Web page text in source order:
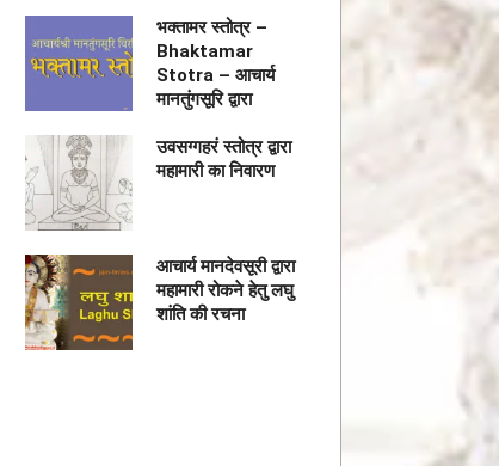
भक्तामर स्तोत्र –
Bhaktamar
Stotra – आचार्य
मानतुंगसूरि द्वारा
उवसग्गहरं स्तोत्र द्वारा
महामारी का निवारण
आचार्य मानदेवसूरी द्वारा
महामारी रोकने हेतु लघु
शांति की रचना